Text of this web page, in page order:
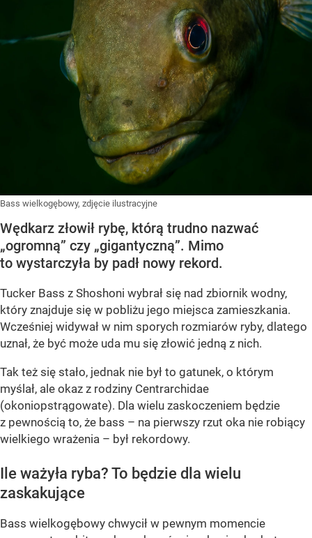
Bass wielkogębowy, zdjęcie ilustracyjne
Wędkarz złowił rybę, którą trudno nazwać
„ogromną” czy „gigantyczną”. Mimo
to wystarczyła by padł nowy rekord.
Tucker Bass z Shoshoni wybrał się nad zbiornik wodny,
który znajduje się w pobliżu jego miejsca zamieszkania.
Wcześniej widywał w nim sporych rozmiarów ryby, dlatego
uznał, że być może uda mu się złowić jedną z nich.
Tak też się stało, jednak nie był to gatunek, o którym
myślał, ale okaz z rodziny Centrarchidae
(okoniopstrągowate). Dla wielu zaskoczeniem będzie
z pewnością to, że bass – na pierwszy rzut oka nie robiący
wielkiego wrażenia – był rekordowy.
Ile ważyła ryba? To będzie dla wielu
zaskakujące
Bass wielkogębowy chwycił w pewnym momencie